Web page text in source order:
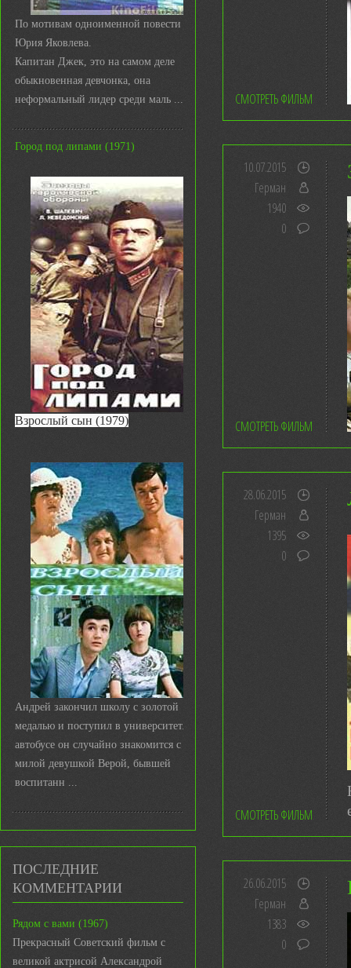
По мотивам одноименной повести
Юрия Яковлева.
Капитан Джек, это на самом деле
обыкновенная девчонка, она
неформальный лидер среди маль ...
Город под липами (1971)
Взрослый сын (1979)
Андрей закончил школу с золотой
медалью и поступил в университет. В
автобусе он случайно знакомится с
милой девушкой Верой, бывшей
воспитанн ...
ПОСЛЕДНИЕ
КОММЕНТАРИИ
Рядом с вами (1967)
Прекрасный Советский фильм с
великой актрисой Александрой
СМОТРЕТЬ ФИЛЬМ
10.07.2015
Герман
1940
0
СМОТРЕТЬ ФИЛЬМ
28.06.2015
Герман
1395
0
СМОТРЕТЬ ФИЛЬМ
26.06.2015
Герман
1383
0